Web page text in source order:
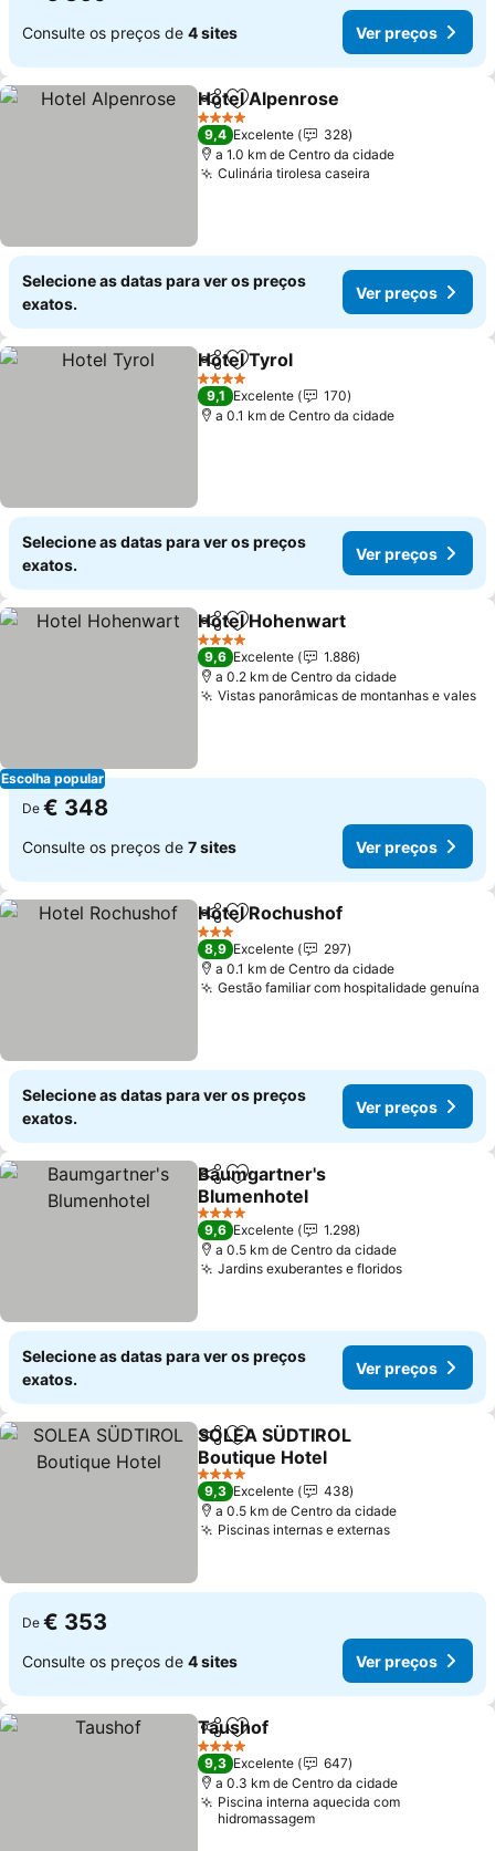
Consulte os preços de 4 sites Ver preços
PartilharAdicionar aos favoritos
Hotel Alpenrose
4 Estrelas
9,4 Excelente
328
a 1.0 km de Centro da cidade
Culinária tirolesa caseira
Selecione as datas para ver os preços
exatos.
Ver preços
PartilharAdicionar aos favoritos
Hotel Tyrol
4 Estrelas
9,1 Excelente
170
a 0.1 km de Centro da cidade
Selecione as datas para ver os preços
exatos.
Ver preços
Escolha popular
PartilharAdicionar aos favoritos
Hotel Hohenwart
4 Estrelas
9,6 Excelente
1.886
a 0.2 km de Centro da cidade
Vistas panorâmicas de montanhas e vales
De € 348
Consulte os preços de 7 sites Ver preços
PartilharAdicionar aos favoritos
Hotel Rochushof
3 Estrelas
8,9 Excelente
297
a 0.1 km de Centro da cidade
Gestão familiar com hospitalidade genuína
Selecione as datas para ver os preços
exatos.
Ver preços
PartilharAdicionar aos favoritos
Baumgartner's
Blumenhotel
4 Estrelas
9,6 Excelente
1.298
a 0.5 km de Centro da cidade
Jardins exuberantes e floridos
Selecione as datas para ver os preços
exatos.
Ver preços
PartilharAdicionar aos favoritos
SOLEA SÜDTIROL
Boutique Hotel
4 Estrelas
9,3 Excelente
438
a 0.5 km de Centro da cidade
Piscinas internas e externas
De € 353
Consulte os preços de 4 sites Ver preços
PartilharAdicionar aos favoritos
Taushof
4 Estrelas
9,3 Excelente
647
a 0.3 km de Centro da cidade
Piscina interna aquecida com
hidromassagem